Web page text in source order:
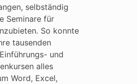
selbständig
Seminare für
So konnte
tausenden
und
alles
Word, Excel,